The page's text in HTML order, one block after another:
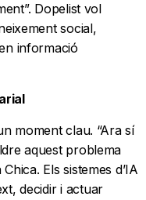
Dopelist vol
social,
informació
moment clau. “Ara sí
aquest problema
Els sistemes d’IA
decidir i actuar